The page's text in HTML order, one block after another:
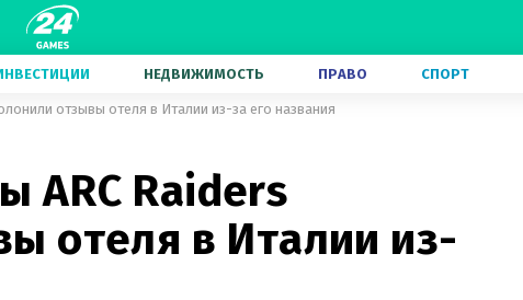
НЕДВИЖИМОСТЬ ПРАВО СПОРТ
отзывы отеля в Италии из-за его названия
ARC Raiders
отеля в Италии из-